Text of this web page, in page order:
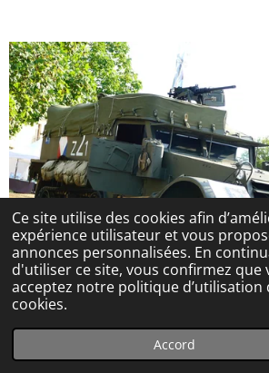
Ce site utilise des cookies afin
expérience utilisateur et vous
annonces personnalisées. En
d'utiliser ce site, vous confirmez que
acceptez notre politique d’utilisation
cookies.
Accord